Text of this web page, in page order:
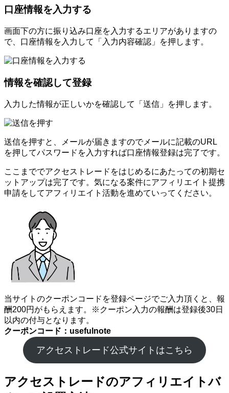
口座情報を入力する
画面下の方に振り込み口座を入力するエリアがありますの
で、口座情報を入力して「入力内容確認」を押します。
情報を確認して登録
入力した情報が正しいかを確認して「送信」を押します。
送信を押すと、メールが届きますのでメールに記載のURL
を押してパスワードを入力すれば口座情報登録は完了です。
ここまででアクセストレードをはじめるにあたっての初期セ
ットアップは完了です。気になる案件にアフィリエイト提携
申請をしてアフィリエイト活動を進めていってください。
当サイトのクーポンコードを登録ページでご入力頂くと、報
酬200円がもらえます。※クーポン入力の報酬は登録後30日
以内の付与となります。
クーポンコード：usefulnote
アクセストレード公式サイトはこちら
アクセストレードのアフィリエイトバ